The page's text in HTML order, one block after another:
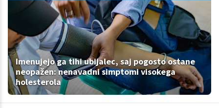
Imenujejo ga tihi ubijalec, saj pogosto ostane
neopažen: nenavadni simptomi visokega
holesterola